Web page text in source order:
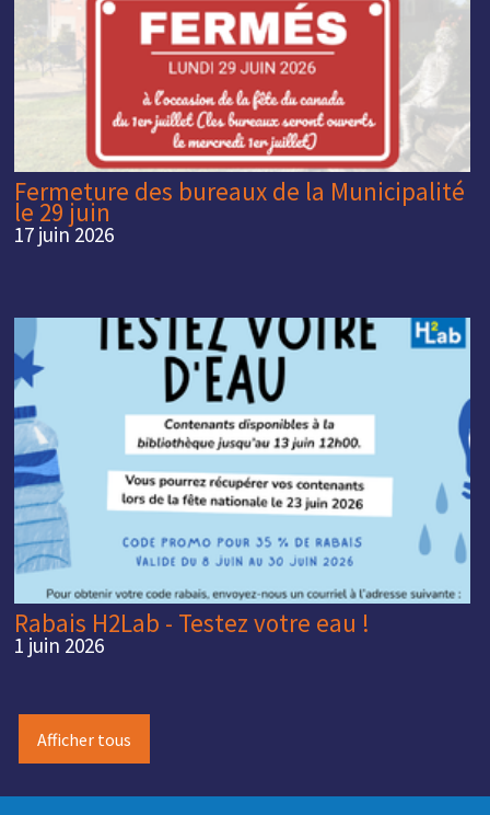
Fermeture des bureaux de la Municipalité
le 29 juin
17 juin 2026
Rabais H2Lab - Testez votre eau !
1 juin 2026
Afficher tous